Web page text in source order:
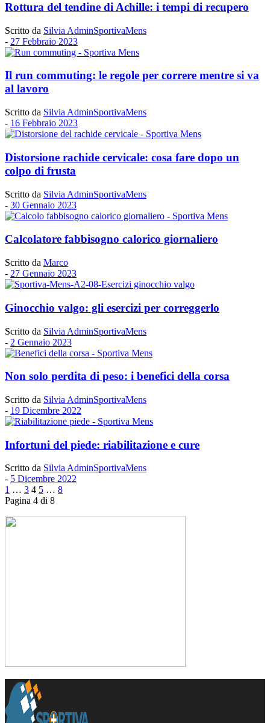
Rottura del tendine di Achille: i tempi di recupero
Scritto da Silvia AdminSportivaMens
- 27 Febbraio 2023
Il run commuting: le regole per correre mentre si va
al lavoro
Scritto da Silvia AdminSportivaMens
- 16 Febbraio 2023
Distorsione rachide cervicale: cosa fare dopo un
colpo di frusta
Scritto da Silvia AdminSportivaMens
- 30 Gennaio 2023
Calcolatore fabbisogno calorico giornaliero
Scritto da Marco
- 27 Gennaio 2023
Ginocchio valgo: gli esercizi per correggerlo
Scritto da Silvia AdminSportivaMens
- 2 Gennaio 2023
Non solo perdita di peso: i benefici della corsa
Scritto da Silvia AdminSportivaMens
- 19 Dicembre 2022
Infortuni del piede: riabilitazione e cure
Scritto da Silvia AdminSportivaMens
- 5 Dicembre 2022
1 … 3 4 5 … 8
Pagina 4 di 8